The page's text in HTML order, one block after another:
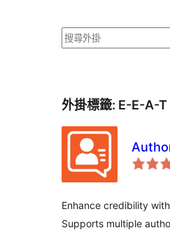
搜
外掛標籤: E-E-A-T
Enhance credibility
Supports multiple